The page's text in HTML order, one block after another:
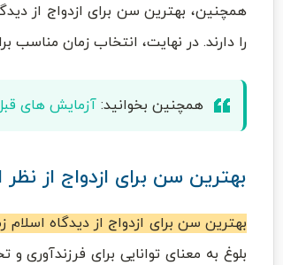
همچنین، بهترین سن برای ازدواج از
را دارند. در نهایت، انتخاب زمان مناسب
همچنین بخوانید: آزمایش های
بهترین سن برای ازدواج از نظر
بهترین سن برای ازدواج از دیدگاه اسلام زمانی
بلوغ به معنای توانایی برای